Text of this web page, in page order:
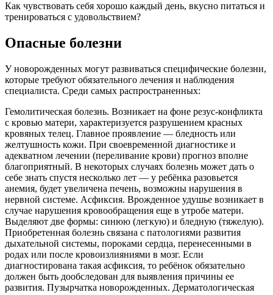
Как чувствовать себя хорошо каждый день, вкусно питаться и
тренироваться с удовольствием?
Опасные болезни
У новорожденных могут развиваться специфические болезни,
которые требуют обязательного лечения и наблюдения
специалиста. Среди самых распространенных:
Гемолитическая болезнь. Возникает на фоне резус-конфликта
с кровью матери, характеризуется разрушением красных
кровяных телец. Главное проявление — бледность или
желтушность кожи. При своевременной диагностике и
адекватном лечении (переливание крови) прогноз вполне
благоприятный. В некоторых случаях болезнь может дать о
себе знать спустя несколько лет — у ребёнка разовьется
анемия, будет увеличена печень, возможны нарушения в
нервной системе. Асфиксия. Врожденное удушье возникает в
случае нарушения кровообращения еще в утробе матери.
Выделяют две формы: синюю (легкую) и бледную (тяжелую).
Приобретенная болезнь связана с патологиями развития
дыхательной системы, пороками сердца, перенесенными в
родах или после кровоизлияниями в мозг. Если
диагностирована такая асфиксия, то ребёнок обязательно
должен быть дообследован для выявления причины ее
развития. Пузырчатка новорожденных. Дерматологическая